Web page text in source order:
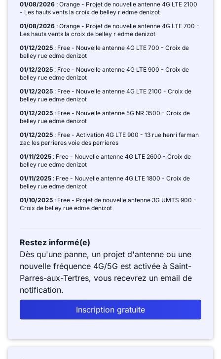
01/08/2026 : Orange - Projet de nouvelle antenne 4G LTE 2100
- Les hauts vents la croix de belley r edme denizot
01/08/2026 : Orange - Projet de nouvelle antenne 4G LTE 700 -
Les hauts vents la croix de belley r edme denizot
01/12/2025 : Free - Nouvelle antenne 4G LTE 700 - Croix de
belley rue edme denizot
01/12/2025 : Free - Nouvelle antenne 4G LTE 900 - Croix de
belley rue edme denizot
01/12/2025 : Free - Nouvelle antenne 4G LTE 2100 - Croix de
belley rue edme denizot
01/12/2025 : Free - Nouvelle antenne 5G NR 3500 - Croix de
belley rue edme denizot
01/12/2025 : Free - Activation 4G LTE 900 - 13 rue henri farman
zac les perrieres voie des perrieres
01/11/2025 : Free - Nouvelle antenne 4G LTE 2600 - Croix de
belley rue edme denizot
01/11/2025 : Free - Nouvelle antenne 4G LTE 1800 - Croix de
belley rue edme denizot
01/10/2025 : Free - Projet de nouvelle antenne 3G UMTS 900 -
Croix de belley rue edme denizot
Restez informé(e)
Dès qu'une panne, un projet d'antenne ou une
nouvelle fréquence 4G/5G est activée à Saint-
Parres-aux-Tertres, vous recevrez un email de
notification.
Inscription gratuite